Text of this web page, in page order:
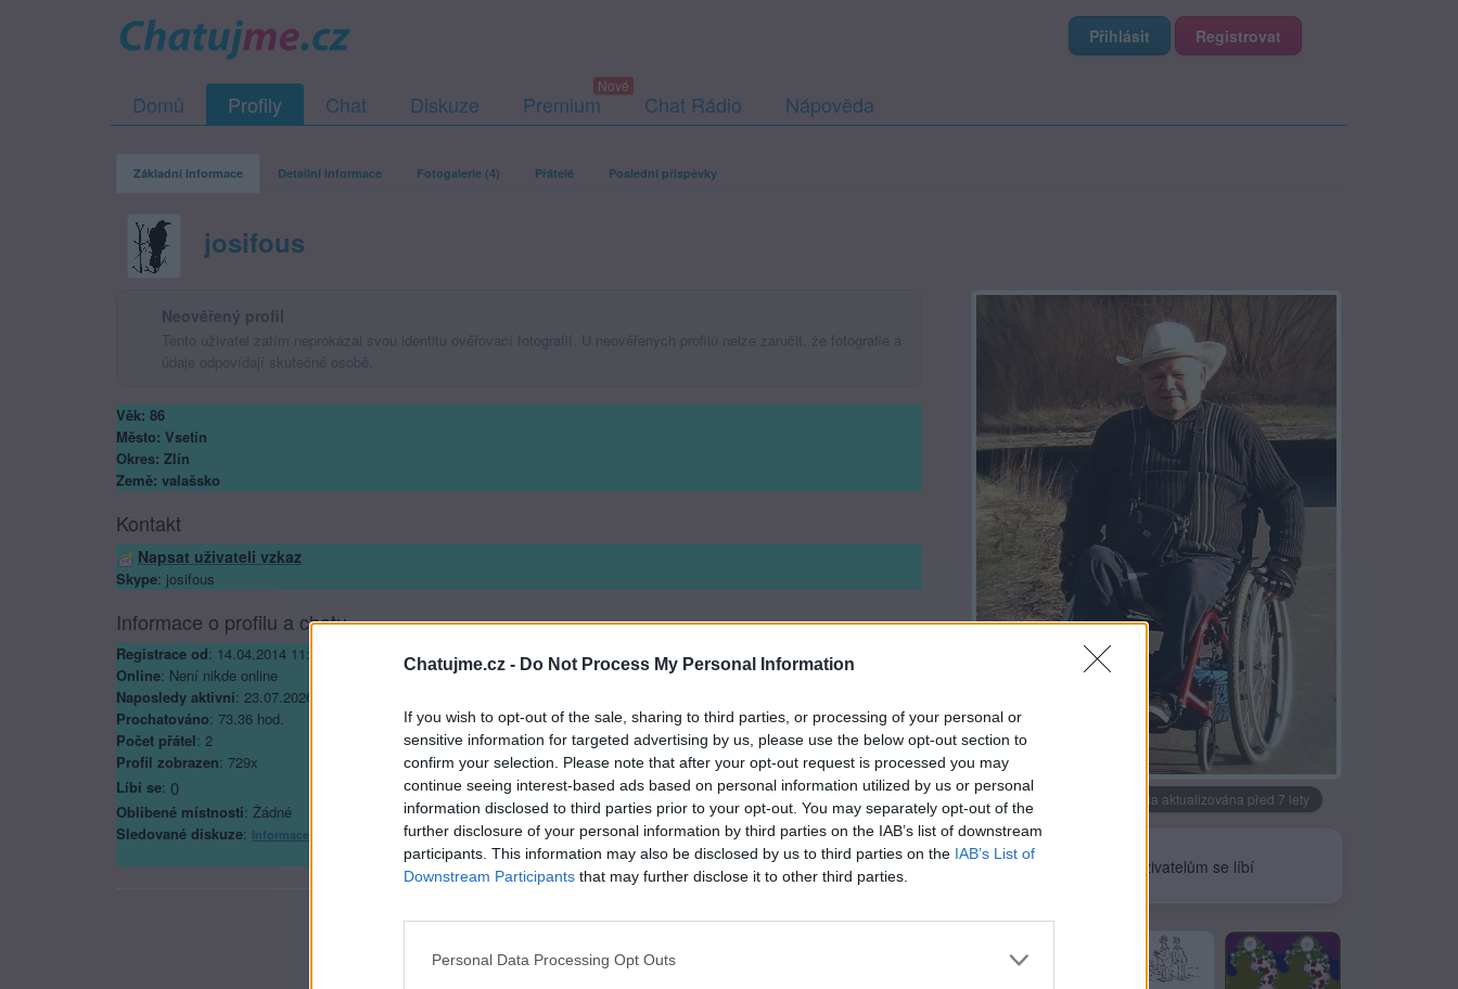
Chatujme.cz - Do Not Process My Personal Information
If you wish to opt-out of the sale, sharing to third parties, or processing of your personal or
sensitive information for targeted advertising by us, please use the below opt-out section to
confirm your selection. Please note that after your opt-out request is processed you may
continue seeing interest-based ads based on personal information utilized by us or personal
information disclosed to third parties prior to your opt-out. You may separately opt-out of the
further disclosure of your personal information by third parties on the IAB’s list of downstream
participants. This information may also be disclosed by us to third parties on the IAB’s List of
Downstream Participants that may further disclose it to other third parties.
Personal Data Processing Opt Outs
Přihlásit Registrovat
Domů Profily Chat Diskuze Premium Chat Rádio Nápověda
Základní informace Detailní informace Fotogalerie (4) Přátelé Poslední příspěvky
josifous
Profilová fotografie byla aktualizována před 7 lety
uživatelům se líbí
Neověřený profil
Tento uživatel zatím neprokázal svou identitu ověřovací fotografií. U neověřených profilů nelze zaručit, že fotografie a
údaje odpovídají skutečné osobě.
Věk: 86
Město: Vsetín
Okres: Zlín
Země: valašsko
Kontakt
Napsat uživateli vzkaz
Skype: josifous
Informace o profilu a chatu
Registrace od: 14.04.2014 11:49
Online: Není nikde online
Naposledy aktivní: 23.07.2026 22:09
Prochatováno: 73.36 hod.
Počet přátel: 2
Profil zobrazen: 729x
Líbí se: 0
Oblibené místnosti: Žádné
Sledované diskuze: Informace pro uživatele